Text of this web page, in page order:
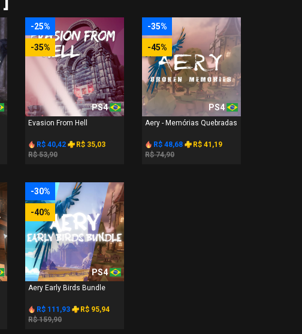
-25%
-35%
PS4
Evasion From Hell
R$ 40,42
R$ 35,03
R$ 53,90
-35%
-45%
PS4
Aery - Memórias Quebradas
R$ 48,68
R$ 41,19
R$ 74,90
-30%
-40%
PS4
Aery Early Birds Bundle
R$ 111,93
R$ 95,94
R$ 159,90